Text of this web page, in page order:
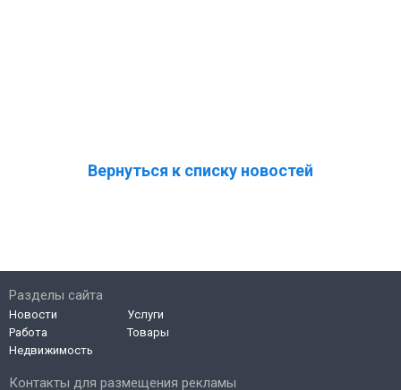
Вернуться к списку новостей
Контакты для размещения рекламы
Разделы сайта
Новости
Работа
Недвижимость
Услуги
Товары